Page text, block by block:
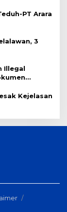
PT Arara
3
Illegal
Kejelasan